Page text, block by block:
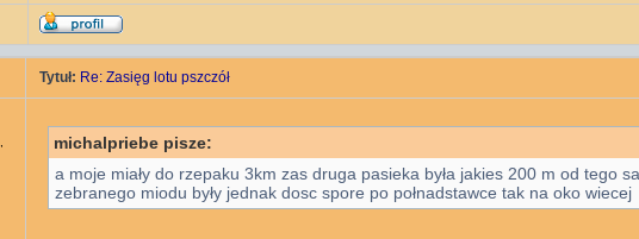
Tytuł: Re: Zasięg lotu pszczół
michalpriebe pisze:
a moje miały do rzepaku 3km zas druga pasieka była jakies 200 m od tego
zebranego miodu były jednak dosc spore po połnadstawce tak na oko wiecej